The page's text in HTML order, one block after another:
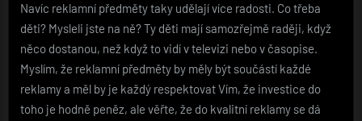
Navíc reklamní předměty taky udělají více radosti. Co třeba
děti? Mysleli jste na ně? Ty děti mají samozřejmě raději, když
něco dostanou, než když to vidí v televizi nebo v časopise.
Myslím, že reklamní předměty by měly být součástí každé
reklamy a měl by je každý respektovat Vím, že investice do
toho je hodně peněz, ale věřte, že do kvalitní reklamy se dá